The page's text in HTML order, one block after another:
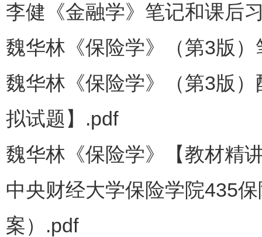
李健《金融学》笔记和课后
魏华林《保险学》（第3版
魏华林《保险学》（第3版
拟试题】.pdf
魏华林《保险学》【教材精
中央财经大学保险学院435
案）.pdf